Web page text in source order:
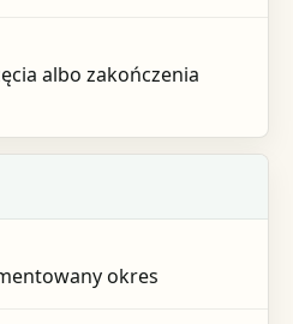
albo zakończenia
okres